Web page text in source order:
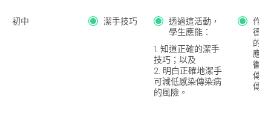
初中 潔手技巧
透過這活動，
學生應能：
1. 知道正確的潔手
技巧；以及
2. 明白正確地潔手
可減低感染傳染病
的風險。
作
德
的
應
衞
傳
傳